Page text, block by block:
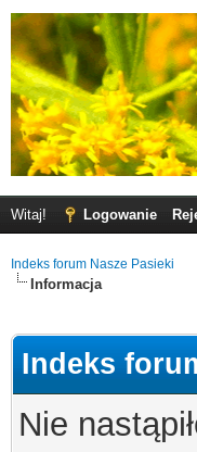
Witaj! Logowanie
Indeks forum Nasze Pasieki
Informacja
Indeks
Nie